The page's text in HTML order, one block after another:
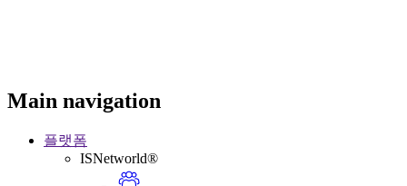
Main navigation
플랫폼
ISNetworld®